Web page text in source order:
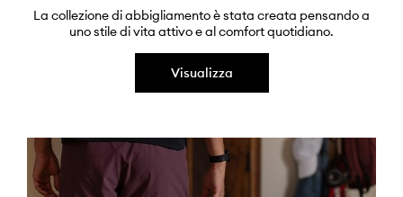
La collezione di abbigliamento è stata creata pensando a
uno stile di vita attivo e al comfort quotidiano.
Visualizza